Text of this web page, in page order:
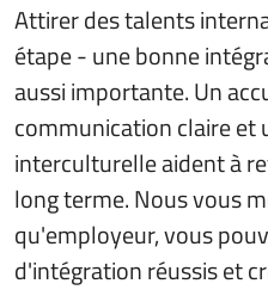
Attirer des talents
étape - une bonne
aussi importante. Un
communication claire et
interculturelle aident à
long terme. Nous vous
qu'employeur, vous
d'intégration réussis et